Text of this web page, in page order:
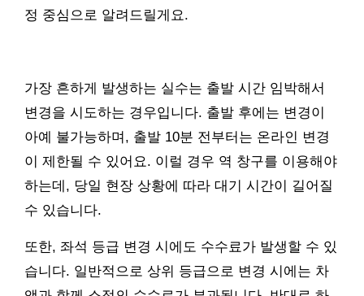
정 중심으로 알려드릴게요.
가장 흔하게 발생하는 실수는 출발 시간 임박해서
변경을 시도하는 경우입니다. 출발 후에는 변경이
아예 불가능하며, 출발 10분 전부터는 온라인 변경
이 제한될 수 있어요. 이럴 경우 역 창구를 이용해야
하는데, 당일 현장 상황에 따라 대기 시간이 길어질
수 있습니다.
또한, 좌석 등급 변경 시에도 수수료가 발생할 수 있
습니다. 일반적으로 상위 등급으로 변경 시에는 차